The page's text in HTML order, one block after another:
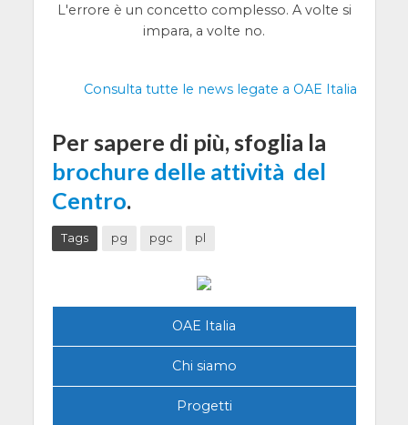
L'errore è un concetto complesso. A volte si
impara, a volte no.
Consulta tutte le news legate a OAE Italia
Per sapere di più, sfoglia la
brochure delle attività del
Centro.
Tags pg pgc pl
OAE Italia
Chi siamo
Progetti